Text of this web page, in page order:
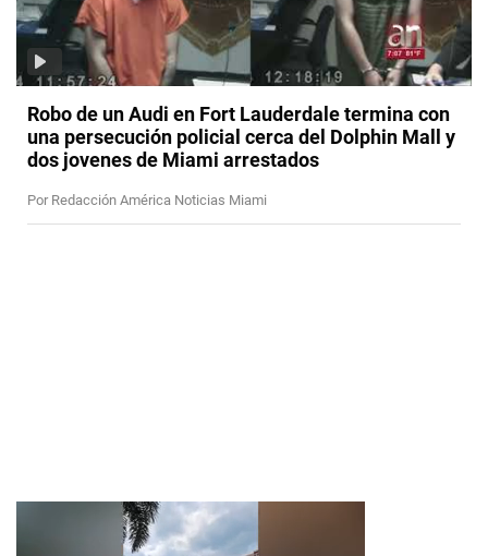
Robo de un Audi en Fort Lauderdale termina con
una persecución policial cerca del Dolphin Mall y
dos jovenes de Miami arrestados
Por Redacción América Noticias Miami